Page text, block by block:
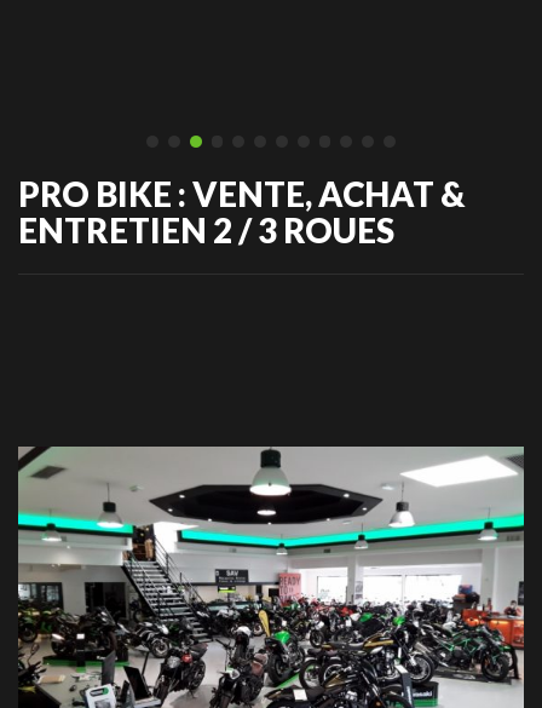
PRO BIKE : VENTE, ACHAT &
ENTRETIEN 2 / 3 ROUES